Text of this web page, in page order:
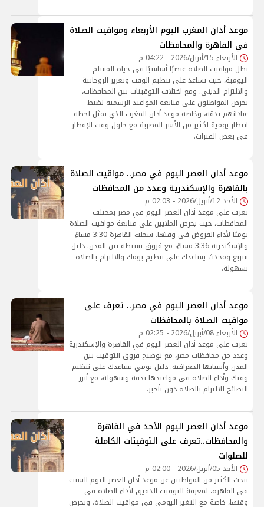
موعد أذان المغرب اليوم الأربعاء ومواقيت الصلاة
في القاهرة والمحافظات
الأربعاء 15/أبريل/2026 - 04:22 م
تظل مواقيت الصلاة عنصرًا أساسيًا في حياة المسلم
اليومية، حيث تساعد على تنظيم الوقت وتعزيز الروحانية
والالتزام الديني. ومع اختلاف التوقيتات بين المحافظات،
يحرص المواطنون على متابعة المواعيد الرسمية لضبط
عباداتهم بدقة، وخاصة موعد أذان المغرب الذي يمثل لحظة
انتظار يومية لكثير من الأسر المصرية مع حلول وقت الإفطار
في بعض الفترات.
موعد أذان العصر اليوم في مصر.. مواقيت الصلاة
بالقاهرة والإسكندرية وعدد من المحافظات
الأحد 12/أبريل/2026 - 02:03 م
تعرف على موعد أذان العصر اليوم في مصر بمختلف
المحافظات، حيث يحرص الملايين على متابعة مواقيت الصلاة
يوميًا لأداء الفروض في وقتها. سجلت القاهرة 3:30 مساءً
والإسكندرية 3:36 مساءً، مع فروق بسيطة بين المدن. دليل
سريع ومحدث يساعدك على تنظيم يومك والالتزام بالصلاة
بسهولة.
موعد أذان العصر اليوم في مصر.. تعرف على
مواقيت الصلاة بالمحافظات
الأربعاء 08/أبريل/2026 - 02:25 م
تعرف على موعد أذان العصر اليوم في القاهرة والإسكندرية
وعدد من محافظات مصر، مع توضيح فروق التوقيت بين
المدن وأسبابها الجغرافية. دليل يومي يساعدك على تنظيم
وقتك وأداء الصلاة في مواعيدها بدقة وسهولة، مع أبرز
النصائح للالتزام بالصلاة دون تأخير.
موعد أذان العصر اليوم الأحد في القاهرة
والمحافظات..تعرف على التوقيتات الكاملة
للصلوات
الأحد 05/أبريل/2026 - 02:00 م
يبحث الكثير من المواطنين عن موعد أذان العصر اليوم السبت
في القاهرة، لمعرفة التوقيت الدقيق لأداء الصلاة في
وقتها، خاصة مع التغير اليومي في مواقيت الصلاة. ويحرص